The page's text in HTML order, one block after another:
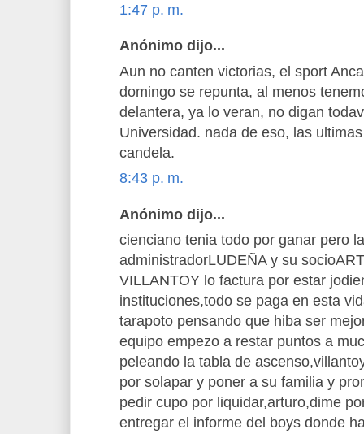
1:47 p. m.
Anónimo dijo...
Aun no canten victorias, el sport
domingo se repunta, al menos
delantera, ya lo veran, no digan
Universidad. nada de eso, las
candela.
8:43 p. m.
Anónimo dijo...
cienciano tenia todo por ganar pero
administradorLUDEÑA y su
VILLANTOY lo factura por estar
instituciones,todo se paga en esta
tarapoto pensando que hiba ser
equipo empezo a restar puntos a
peleando la tabla de
por solapar y poner a su familia y
pedir cupo por liquidar,arturo,dime
entregar el informe del boys donde